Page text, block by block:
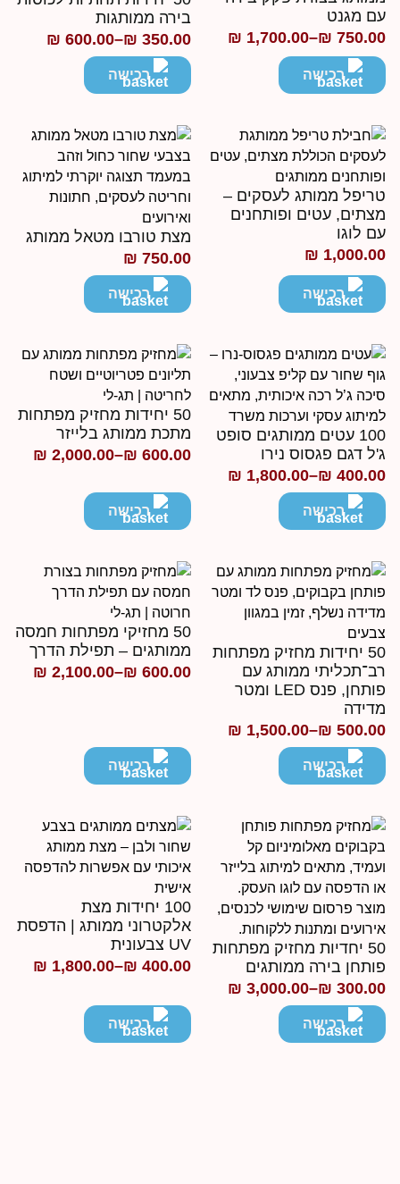
מגנט
₪
–
₪1,700.00
רכישה
בירה ממותגות
₪350.00
–
₪600.00
טווח
מחירים:רכישה
ממותג לעסקים –
עטים ופותחנים
לוגו
₪
רכישה
מצת טורבו מטאל ממותג
₪750.00
רכישה
100 עטים ממותגים סופט
דגם פגסוס נירו
₪
–
₪1,800.00
רכישה
50 יחידות מחזיק מפתחות
מתכת ממותג בלייזר
₪600.00
–
₪2,000.00
טווח
מחירים:
רכישה
50 יחידות מחזיק מפתחות
ממותג עם
פותחן, פנס LED ומטר
₪
–
₪1,500.00
רכישה
50 מחזיקי מפתחות חמסה
ממותגים – תפילת הדרך
₪600.00
–
₪2,100.00
טווח
רכישה
50 יחדיות מחזיק מפתחות
בירה ממותגים
₪
–
₪3,000.00
רכישה
100 יחידות מצת
אלקטרוני ממותג | הדפסת
UV צבעונית
₪400.00
–
₪1,800.00
טווח
רכישה